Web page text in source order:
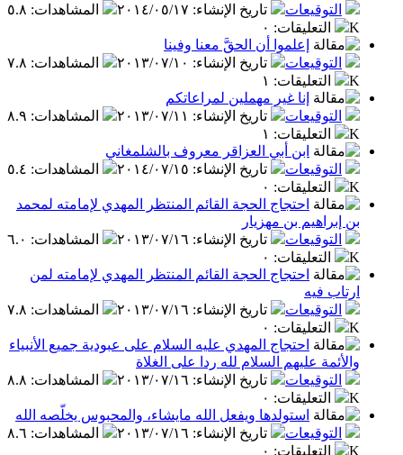
التوقيعات
تاريخ الإنشاء: ٢٠١٤/٠٥/١٧ المشاهدات: ٥.٨
K
التعليقات: ٠
إعلموا أن الحقَّ معنا وفينا
التوقيعات
تاريخ الإنشاء: ٢٠١٣/٠٧/١٠ المشاهدات: ٧.٨
K
التعليقات: ١
إنا غير مهملين لمراعاتكم
التوقيعات
تاريخ الإنشاء: ٢٠١٣/٠٧/١١ المشاهدات: ٨.٩
K
التعليقات: ١
ابن أبي العزاقر معروف بالشلمغاني
التوقيعات
تاريخ الإنشاء: ٢٠١٤/٠٧/١٥ المشاهدات: ٥.٤
K
التعليقات: ٠
احتجاج الحجة القائم المنتظر المهدي لإمامته لمحمد
بن إبراهيم بن مهزيار
التوقيعات
تاريخ الإنشاء: ٢٠١٣/٠٧/١٦ المشاهدات: ٦.٠
K
التعليقات: ٠
احتجاج الحجة القائم المنتظر المهدي لإمامته لمن
ارتاب فيه
التوقيعات
تاريخ الإنشاء: ٢٠١٣/٠٧/١٦ المشاهدات: ٧.٨
K
التعليقات: ٠
احتجاج المهدي عليه السلام على عبودية جميع الأنبياء
والأئمة عليهم السلام لله ردا على الغلاة
التوقيعات
تاريخ الإنشاء: ٢٠١٣/٠٧/١٦ المشاهدات: ٨.٨
K
التعليقات: ٠
استولدها ويفعل الله مايشاء، والمحبوس يخلّصه الله
التوقيعات
تاريخ الإنشاء: ٢٠١٣/٠٧/١٦ المشاهدات: ٨.٦
K
التعليقات: ٠